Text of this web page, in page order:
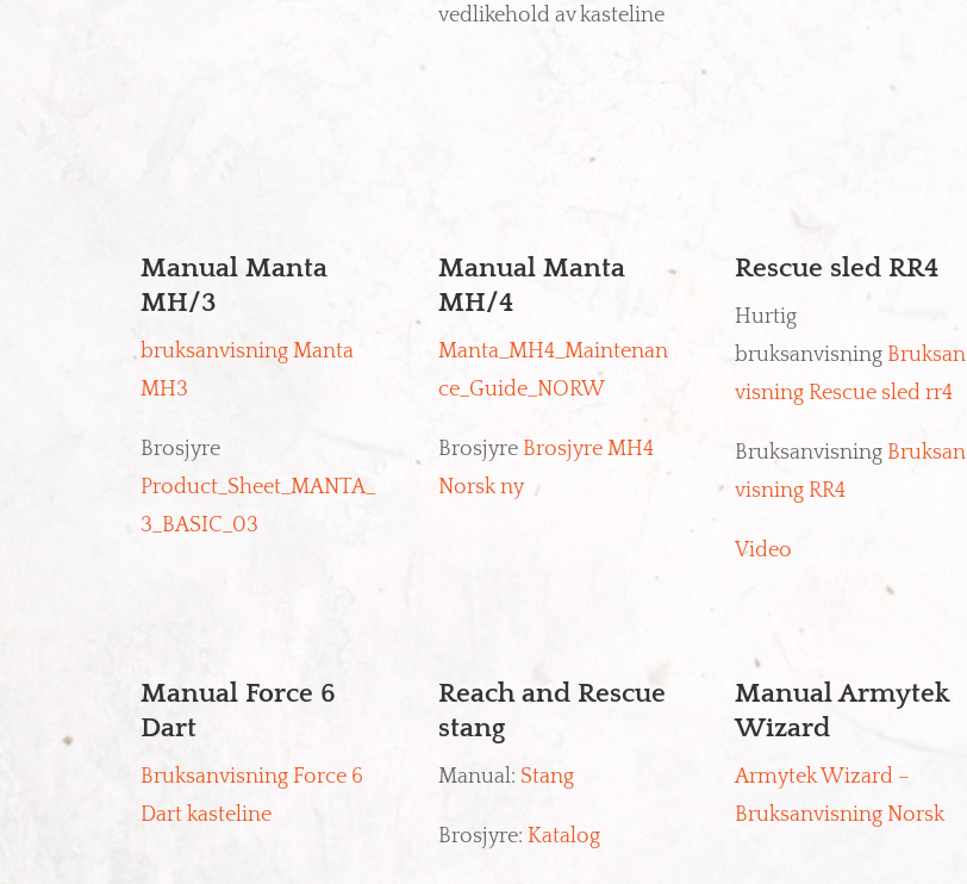
vedlikehold av kasteline
Manual Manta
MH/3
bruksanvisning Manta
MH3
Brosjyre
Product_Sheet_MANTA_
3_BASIC_03
Manual Manta
MH/4
Manta_MH4_Maintenan
ce_Guide_NORW
Brosjyre Brosjyre MH4
Norsk ny
Rescue sled RR4
Hurtig
bruksanvisning Bruksan
visning Rescue sled rr4
Bruksanvisning Bruksan
visning RR4
Video
Manual Force 6
Dart
Bruksanvisning Force 6
Dart kasteline
Reach and Rescue
stang
Manual: Stang
Brosjyre: Katalog
Manual Armytek
Wizard
Armytek Wizard –
Bruksanvisning Norsk